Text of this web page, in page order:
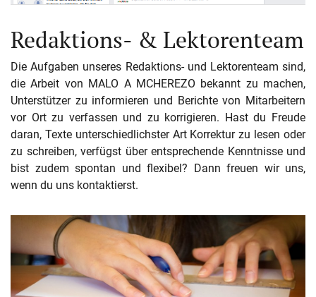
Redaktions- & Lektorenteam
Die Aufgaben unseres Redaktions- und Lektorenteam sind,
die Arbeit von MALO A MCHEREZO bekannt zu machen,
Unterstützer zu informieren und Berichte von Mitarbeitern
vor Ort zu verfassen und zu korrigieren. Hast du Freude
daran, Texte unterschiedlichster Art Korrektur zu lesen oder
zu schreiben, verfügst über entsprechende Kenntnisse und
bist zudem spontan und flexibel? Dann freuen wir uns,
wenn du uns kontaktierst.